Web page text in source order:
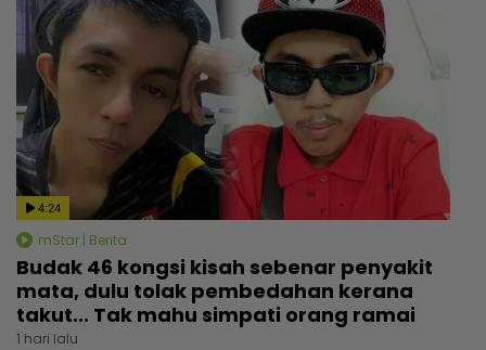
4:24
mStar | Berita
Budak 46 kongsi kisah sebenar penyakit
mata, dulu tolak pembedahan kerana
takut... Tak mahu simpati orang ramai
1 hari lalu